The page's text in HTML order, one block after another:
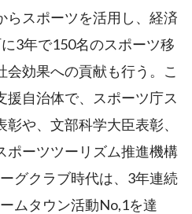
らスポーツを活用し、経済
3年で150名のスポーツ移
効果への貢献も行う。こ
援自治体で、スポーツ庁ス
や、文部科学大臣表彰、
ポーツツーリズム推進機構
グクラブ時代は、3年連続
ムタウン活動No,1を達